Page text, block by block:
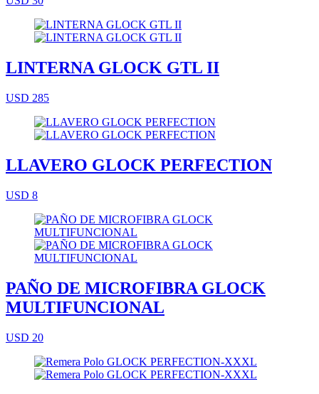
LINTERNA GLOCK GTL II
USD 285
LLAVERO GLOCK PERFECTION
USD 8
PAÑO DE MICROFIBRA GLOCK
MULTIFUNCIONAL
USD 20